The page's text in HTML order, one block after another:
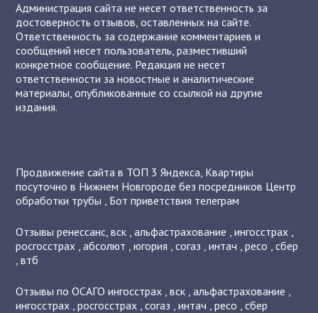
Администрация сайта не несет ответственность за
достоверность отзывов, оставленных на сайте.
Ответственность за содержание комментариев и
сообщений несет пользователь, разместивший
конкретное сообщение. Редакция не несет
ответственности за новостные и аналитические
материалы, опубликованные со ссылкой на другие
издания.
Продвижение сайта в ТОП 3 Яндекса, Квартиры
посуточно в Нижнем Новгороде без посредников Центр
обработки трубы , Бот приветствия телеграм
Отзывыренессанс,вск ,альфастрахование ,ингосстрах ,
росгосстрах ,абсолют ,югория ,согаз ,интач ,ресо ,сбер
,втб
Отзывы по ОСАГОингосстрах ,вск ,альфастрахование ,
ингосстрах ,росгосстрах ,согаз ,интач ,ресо ,сбер